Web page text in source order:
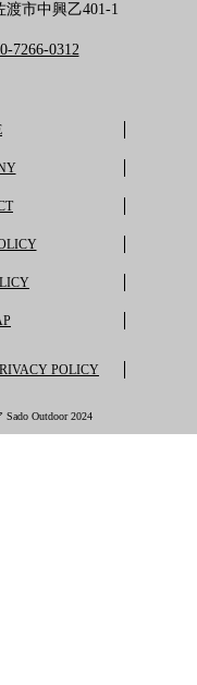
渡市中興乙401-1
7266-0312
POLICY
Outdoor 2024